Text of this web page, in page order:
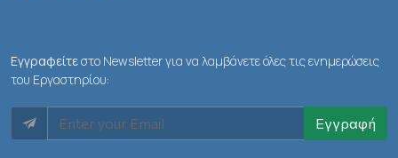
Εγγραφείτεστο Newsletter για να λαμβάνετε όλες τις ενημερώσεις
του Εργαστηρίου:
Εγγραφή